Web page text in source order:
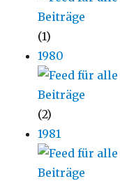
(1)
1980
(2)
1981